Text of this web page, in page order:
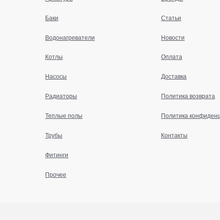
Баки
Водонагреватели
Котлы
Насосы
Радиаторы
Теплые полы
Трубы
Фитинги
Прочее
Статьи
Новости
Оплата
Доставка
Политика возврата
Политика
Контакты